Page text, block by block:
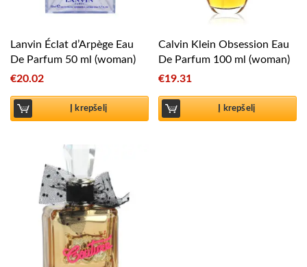
Lanvin Éclat d’Arpège Eau
De Parfum 50 ml (woman)
€20.02
Į krepšelį
Calvin Klein Obsession Eau
De Parfum 100 ml (woman)
€19.31
Į krepšelį